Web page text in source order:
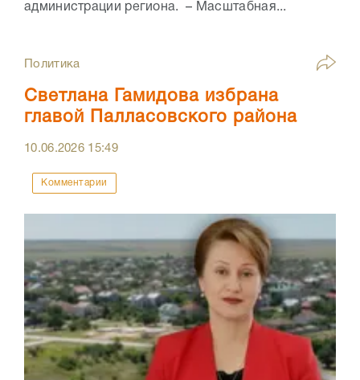
администрации региона. – Масштабная...
Политика
Светлана Гамидова избрана
главой Палласовского района
10.06.2026 15:49
Комментарии